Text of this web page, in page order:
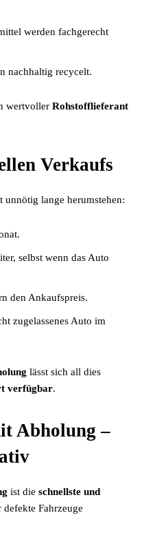
werden fachgerecht
nachhaltig recycelt.
wertvoller Rohstofflieferant
Verkaufs
lange herumstehen:
selbst wenn das Auto
den Ankaufspreis.
zugelassenes Auto im
lässt sich all dies
verfügbar.
Abholung –
ist die schnellste und
defekte Fahrzeuge